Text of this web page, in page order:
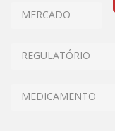
MERCADO
REGULATÓRIO
MEDICAMENTO